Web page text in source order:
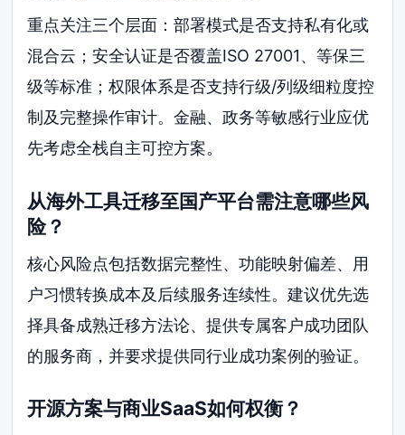
重点关注三个层面：部署模式是否支持私有化或
混合云；安全认证是否覆盖ISO 27001、等保三
级等标准；权限体系是否支持行级/列级细粒度控
制及完整操作审计。金融、政务等敏感行业应优
先考虑全栈自主可控方案。
从海外工具迁移至国产平台需注意哪些风
险？
核心风险点包括数据完整性、功能映射偏差、用
户习惯转换成本及后续服务连续性。建议优先选
择具备成熟迁移方法论、提供专属客户成功团队
的服务商，并要求提供同行业成功案例的验证。
开源方案与商业SaaS如何权衡？